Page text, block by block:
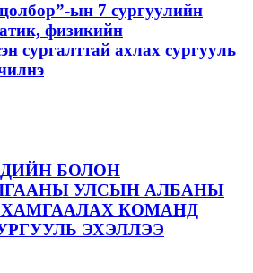
ын 7 сургуулийн
физикийн
сургалттай ахлах сургууль
БОЛОН
УЛСЫН АЛБАНЫ
КОМАНД
ЭХЭЛЛЭЭ